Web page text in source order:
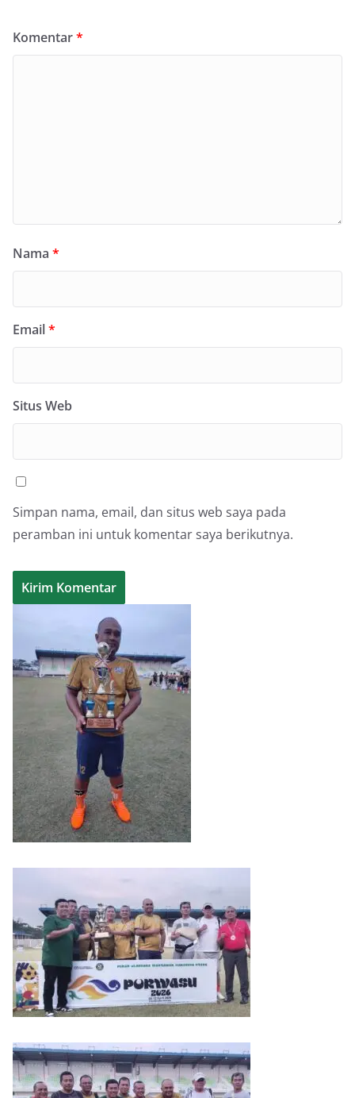
Komentar*
Nama *
Email*
Situs Web
Simpan nama, email, dan situs web saya pada
peramban ini untuk komentar saya berikutnya.